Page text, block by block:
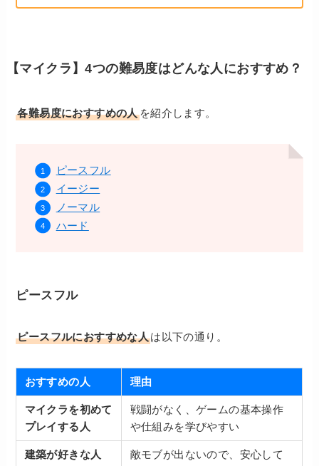
【マイクラ】4つの難易度はどんな人におすすめ？
各難易度におすすめの人を紹介します。
ピースフル
イージー
ノーマル
ハード
ピースフル
ピースフルにおすすめな人は以下の通り。
おすすめの人 理由
マイクラを初めて
プレイする人
戦闘がなく、ゲームの基本操作
や仕組みを学びやすい
建築が好きな人
敵モブが出ないので、安心して